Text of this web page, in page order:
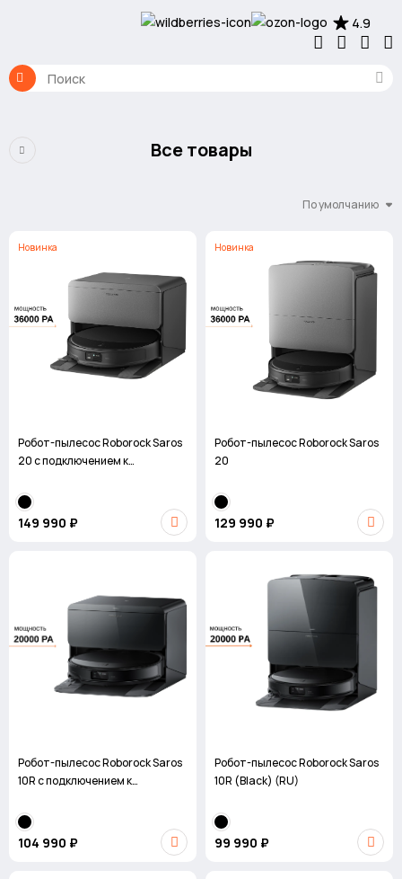
4.9
Все товары
По умолчанию
Новинка
Робот-пылесос Roborock Saros
20 с подключением к
149 990 ₽
Новинка
Робот-пылесос Roborock Saros
20
129 990 ₽
Робот-пылесос Roborock Saros
10R с подключением к
104 990 ₽
Робот-пылесос Roborock Saros
10R (Black) (RU)
99 990 ₽